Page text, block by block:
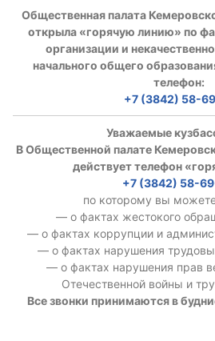
Общественная палата
открыла «горячую линию» по
организации и
начального общего
телефон:
+7 (3842) 58-
Уважаемые
В Общественной палате
действует телефон
+7 (3842) 58-
по которому вы
— о фактах жестокого
— о фактах коррупции и
— о фактах нарушения
— о фактах нарушения прав
Отечественной войны и
Все звонки принимаются в